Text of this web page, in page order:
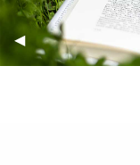
Previous Slide
◀︎